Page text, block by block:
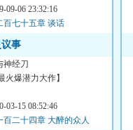
现他家姓肯特，...
09-06 23:32:16
百七十五章 谈话
事
神经刀
火爆潜力大作】
在世界各地的裂...
03-15 08:52:46
百二十四章 大醉的众人